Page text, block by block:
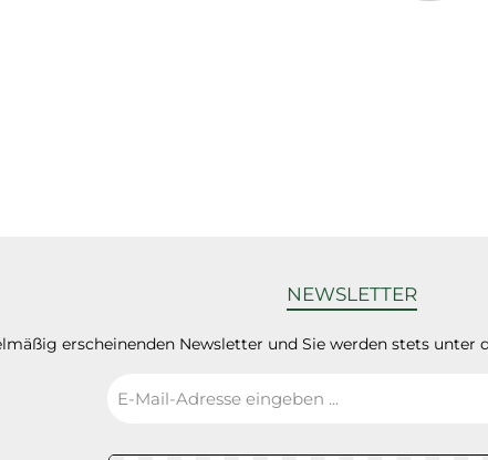
NEWSLETTER
erscheinenden Newsletter und Sie werden stets
Mail-
*